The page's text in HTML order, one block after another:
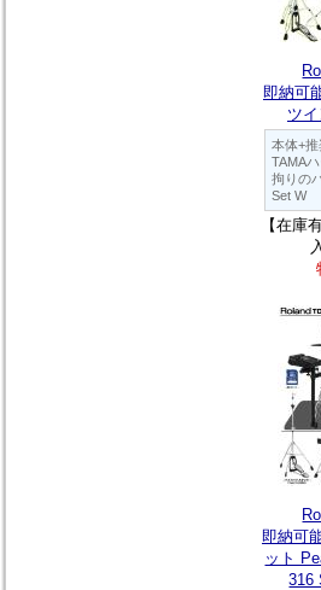
即納可
ツ
本体+推
TAMA
拘りの
Set W
【在庫
即納可
ット
316